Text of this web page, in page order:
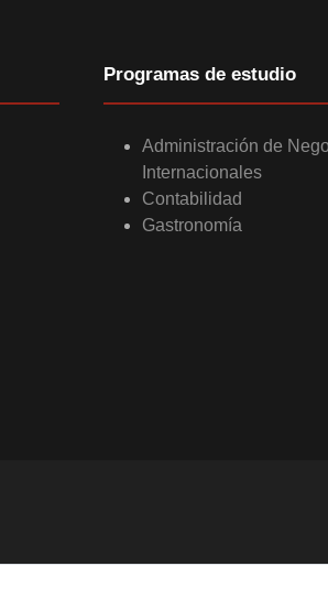
Programas de estudio
Administración de
Internacionales
Contabilidad
Gastronomía